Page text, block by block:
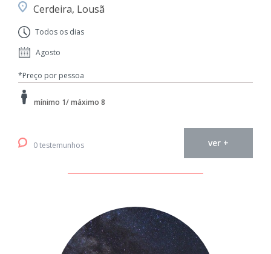
Cerdeira, Lousã
Todos os dias
Agosto
*Preço por pessoa
mínimo 1/ máximo 8
0 testemunhos ver +